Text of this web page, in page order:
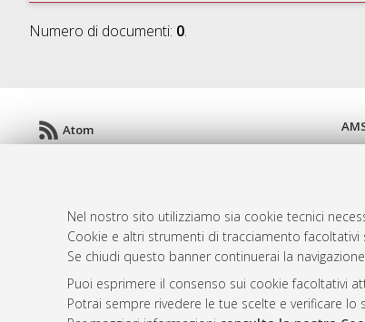
Nel nostro sito utilizziamo sia cookie tecnici
Cookie e altri strumenti di tracciamento
Se chiudi questo banner continuerai la
Puoi esprimere il consenso sui cookie facoltativi
Potrai sempre rivedere le tue scelte e verificare
Numero di documenti: 0.
Atom
© ALMA MATER STUDIORUM -